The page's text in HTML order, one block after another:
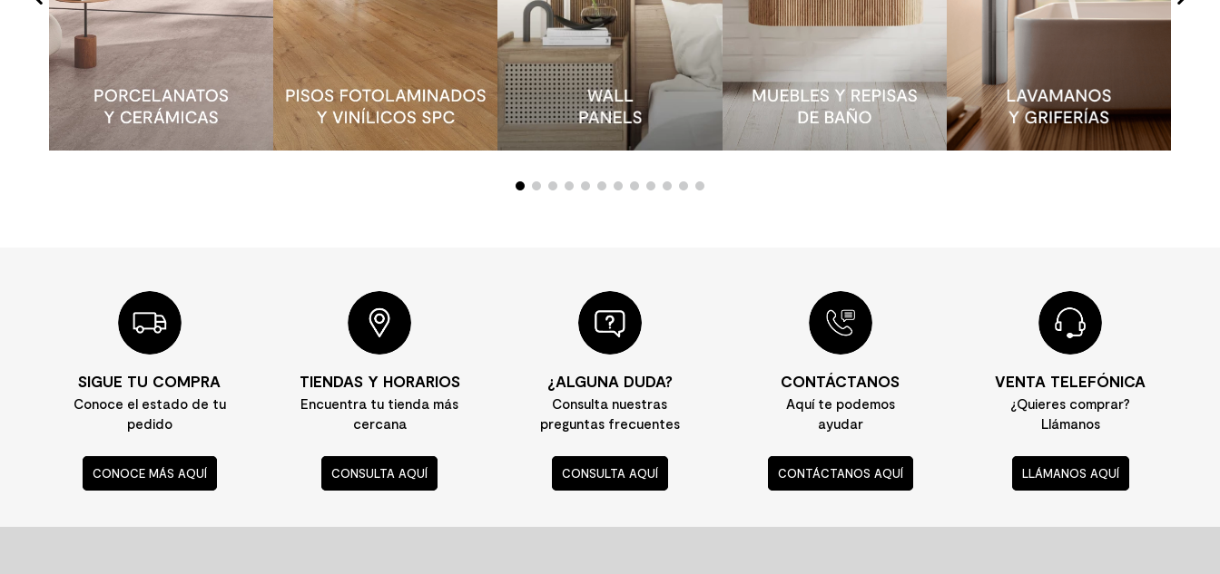
SIGUE TU COMPRA
Conoce el estado de tu
pedido
CONOCE MÁS AQUÍ
TIENDAS Y HORARIOS
Encuentra tu tienda más
cercana
CONSULTA AQUÍ
¿ALGUNA DUDA?
Consulta nuestras
preguntas frecuentes
CONSULTA AQUÍ
CONTÁCTANOS
Aquí te podemos
ayudar
CONTÁCTANOS AQUÍ
VENTA TELEFÓNICA
¿Quieres comprar?
Llámanos
LLÁMANOS AQUÍ